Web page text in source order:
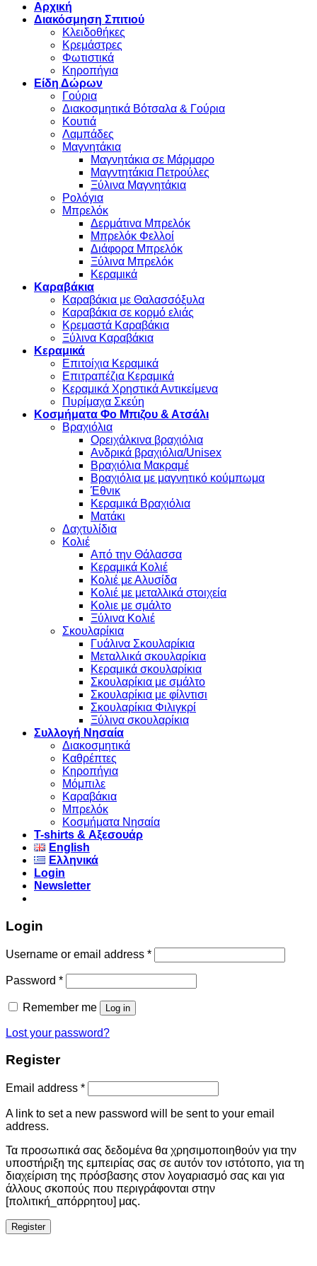
Αρχική
Διακόσμηση Σπιτιού
Κλειδοθήκες
Κρεμάστρες
Φωτιστικά
Κηροπήγια
Είδη Δώρων
Γούρια
Διακοσμητικά Βότσαλα & Γούρια
Κουτιά
Λαμπάδες
Μαγνητάκια
Μαγνητάκια σε Μάρμαρο
Μαγντητάκια Πετρούλες
Ξύλινα Μαγνητάκια
Ρολόγια
Μπρελόκ
Δερμάτινα Μπρελόκ
Μπρελόκ Φελλοί
Διάφορα Μπρελόκ
Ξύλινα Μπρελόκ
Κεραμικά
Καραβάκια
Καραβάκια με Θαλασσόξυλα
Καραβάκια σε κορμό ελιάς
Κρεμαστά Καραβάκια
Ξύλινα Καραβάκια
Κεραμικά
Επιτοίχια Κεραμικά
Επιτραπέζια Κεραμικά
Κεραμικά Χρηστικά Αντικείμενα
Πυρίμαχα Σκεύη
Κοσμήματα Φο Μπιζου & Ατσάλι
Βραχιόλια
Oρειχάλκινα βραχιόλια
Ανδρικά βραχιόλια/Unisex
Βραχιόλια Μακραμέ
Βραχιόλια με μαγνητικό κούμπωμα
Έθνικ
Κεραμικά Βραχιόλια
Ματάκι
Δαχτυλίδια
Κολιέ
Από την Θάλασσα
Κεραμικά Κολιέ
Κολιέ με Αλυσίδα
Κολιέ με μεταλλικά στοιχεία
Κολιε με σμάλτο
Ξύλινα Κολιέ
Σκουλαρίκια
Γυάλινα Σκουλαρίκια
Μεταλλικά σκουλαρίκια
Κεραμικά σκουλαρίκια
Σκουλαρίκια με σμάλτο
Σκουλαρίκια με φίλντισι
Σκουλαρίκια Φιλιγκρί
Ξύλινα σκουλαρίκια
Συλλογή Νησαία
Διακοσμητικά
Καθρέπτες
Κηροπήγια
Μόμπιλε
Καραβάκια
Μπρελόκ
Κοσμήματα Νησαία
Τ-shirts & Αξεσουάρ
English
Ελληνικά
Login
Newsletter
Login
Username or email address *
Password *
Remember me Log in
Lost your password?
Register
Email address *
A link to set a new password will be sent to your email
address.
Τα προσωπικά σας δεδομένα θα χρησιμοποιηθούν για την
υποστήριξη της εμπειρίας σας σε αυτόν τον ιστότοπο, για τη
διαχείριση της πρόσβασης στον λογαριασμό σας και για
άλλους σκοπούς που περιγράφονται στην
[πολιτική_απόρρητου] μας.
Register